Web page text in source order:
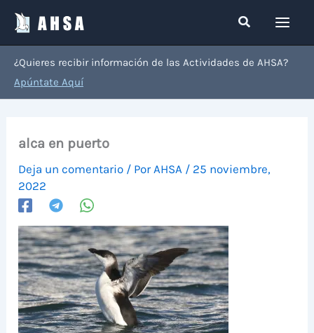
contenido
Buscar
¿Quieres recibir información de las Actividades de AHSA?
Apúntate Aquí
alca en puerto
Deja un comentario / Por AHSA / 25 noviembre,
2022